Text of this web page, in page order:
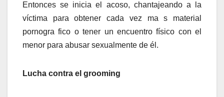
Entonces se inicia el acoso, chantajeando a la
víctima para obtener cada vez ma s material
pornogra fico o tener un encuentro físico con el
menor para abusar sexualmente de él.
Lucha contra el grooming